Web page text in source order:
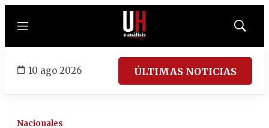
Menú
Mostrar
10 ago 2026 ÚLTIMAS NOTICIAS
Nacionales